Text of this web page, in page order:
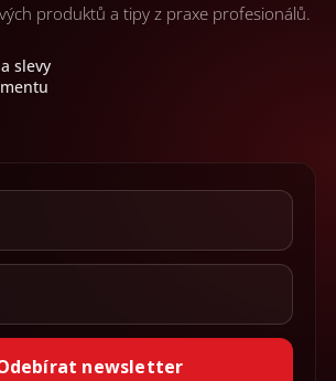
produktů a tipy z praxe profesionálů.
slevy
newsletter